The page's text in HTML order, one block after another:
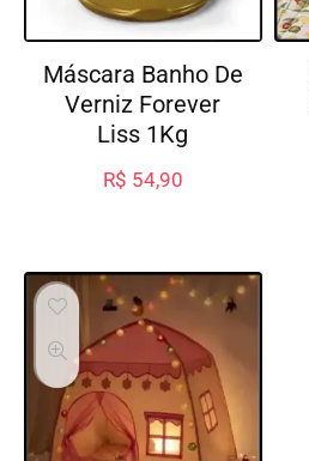
Máscara Banho De
Verniz Forever
Liss 1Kg
R$ 54,90